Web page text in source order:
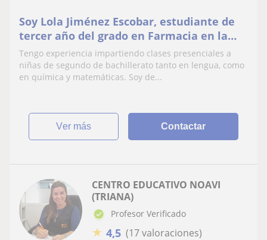
Soy Lola Jiménez Escobar, estudiante de
tercer año del grado en Farmacia en la
Universidad de Sevilla.
Tengo experiencia impartiendo clases presenciales a
niñas de segundo de bachillerato tanto en lengua, como
en química y matemáticas. Soy de...
ver más Contactar
CENTRO EDUCATIVO NOAVI
(TRIANA)
Profesor Verificado
★ 4,5 (17 valoraciones)